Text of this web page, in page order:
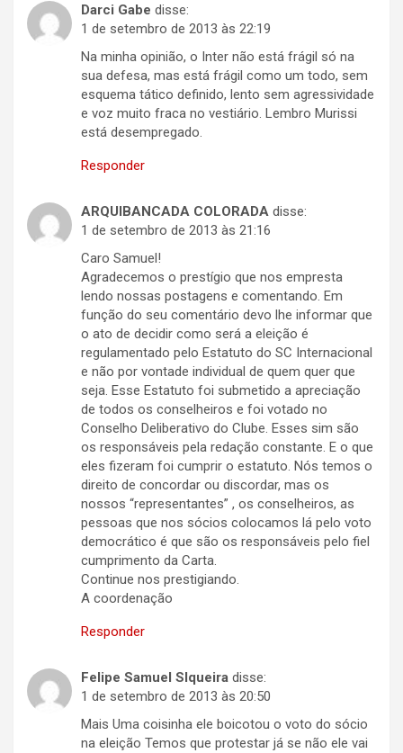
Darci Gabe disse:
1 de setembro de 2013 às 22:19
Na minha opinião, o Inter não está frágil só na
sua defesa, mas está frágil como um todo, sem
esquema tático definido, lento sem agressividade
e voz muito fraca no vestiário. Lembro Murissi
está desempregado.
Responder
ARQUIBANCADA COLORADA disse:
1 de setembro de 2013 às 21:16
Caro Samuel!
Agradecemos o prestígio que nos empresta
lendo nossas postagens e comentando. Em
função do seu comentário devo lhe informar que
o ato de decidir como será a eleição é
regulamentado pelo Estatuto do SC Internacional
e não por vontade individual de quem quer que
seja. Esse Estatuto foi submetido a apreciação
de todos os conselheiros e foi votado no
Conselho Deliberativo do Clube. Esses sim são
os responsáveis pela redação constante. E o que
eles fizeram foi cumprir o estatuto. Nós temos o
direito de concordar ou discordar, mas os
nossos “representantes” , os conselheiros, as
pessoas que nos sócios colocamos lá pelo voto
democrático é que são os responsáveis pelo fiel
cumprimento da Carta.
Continue nos prestigiando.
A coordenação
Responder
Felipe Samuel SIqueira disse:
1 de setembro de 2013 às 20:50
Mais Uma coisinha ele boicotou o voto do sócio
na eleição Temos que protestar já se não ele vai